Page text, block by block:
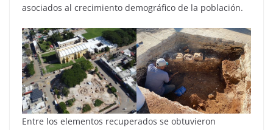
asociados al crecimiento demográfico de la población.
Entre los elementos recuperados se obtuvieron